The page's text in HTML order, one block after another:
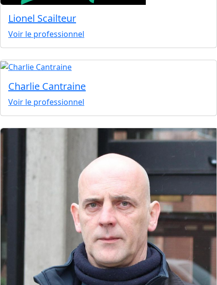
Lionel Scailteur
Voir le professionnel
Charlie Cantraine
Voir le professionnel